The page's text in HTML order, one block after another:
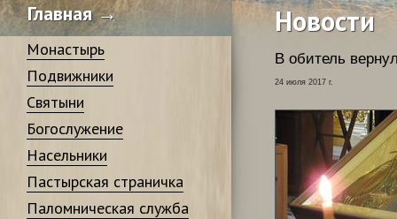
Главная →
Монастырь
Подвижники
Святыни
Богослужение
Насельники
Пастырская страничка
Паломническая служба
Новости
В обитель
24 июля 2017 г.